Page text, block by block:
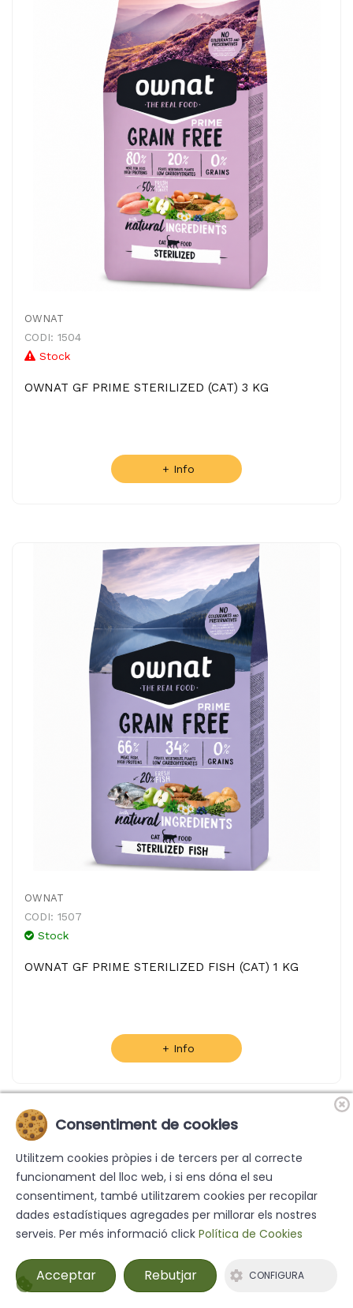
OWNAT
CODI: 1504
Stock
OWNAT GF PRIME STERILIZED (CAT) 3 KG
+ Info
OWNAT
CODI: 1507
Stock
OWNAT GF PRIME STERILIZED FISH (CAT) 1 KG
+ Info
Consentiment de cookies
Utilitzem cookies pròpies i de tercers per al correcte
funcionament del lloc web, i si ens dóna el seu
consentiment, també utilitzarem cookies per recopilar
dades estadístiques agregades per millorar els nostres
serveis. Per més informació click Política de Cookies
Acceptar Rebutjar CONFIGURA